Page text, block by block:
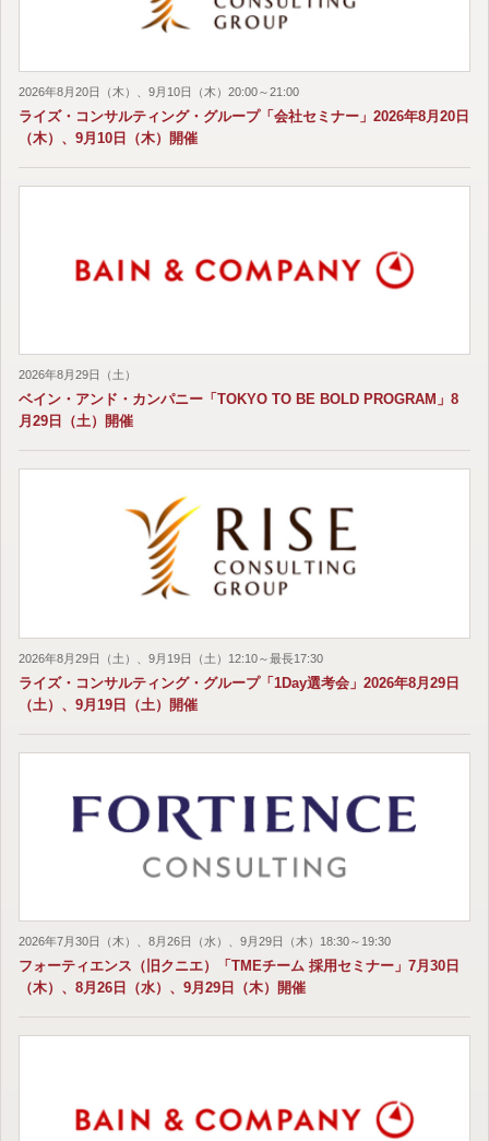
2026年8月20日（木）、9月10日（木）20:00～21:00
ライズ・コンサルティング・グループ「会社セミナー」2026年8月20日
（木）、9月10日（木）開催
2026年8月29日（土）
ベイン・アンド・カンパニー「TOKYO TO BE BOLD PROGRAM」8
月29日（土）開催
2026年8月29日（土）、9月19日（土）12:10～最長17:30
ライズ・コンサルティング・グループ「1Day選考会」2026年8月29日
（土）、9月19日（土）開催
2026年7月30日（木）、8月26日（水）、9月29日（木）18:30～19:30
フォーティエンス（旧クニエ）「TMEチーム 採用セミナー」7月30日
（木）、8月26日（水）、9月29日（木）開催